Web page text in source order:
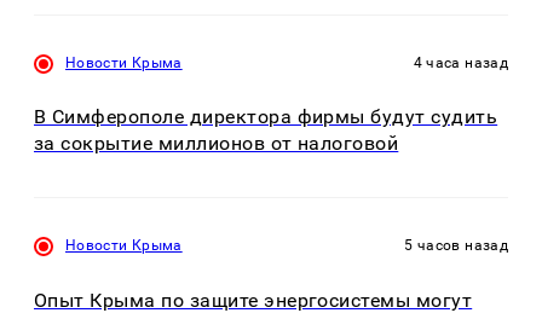
Новости Крыма 4 часа назад
В Симферополе директора фирмы будут судить
за сокрытие миллионов от налоговой
Новости Крыма 5 часов назад
Опыт Крыма по защите энергосистемы могут